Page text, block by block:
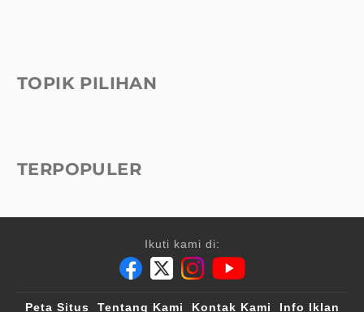
TOPIK PILIHAN
TERPOPULER
Ikuti kami di:
Peta Situs Tentang Kami Kontak Kami Info Iklan